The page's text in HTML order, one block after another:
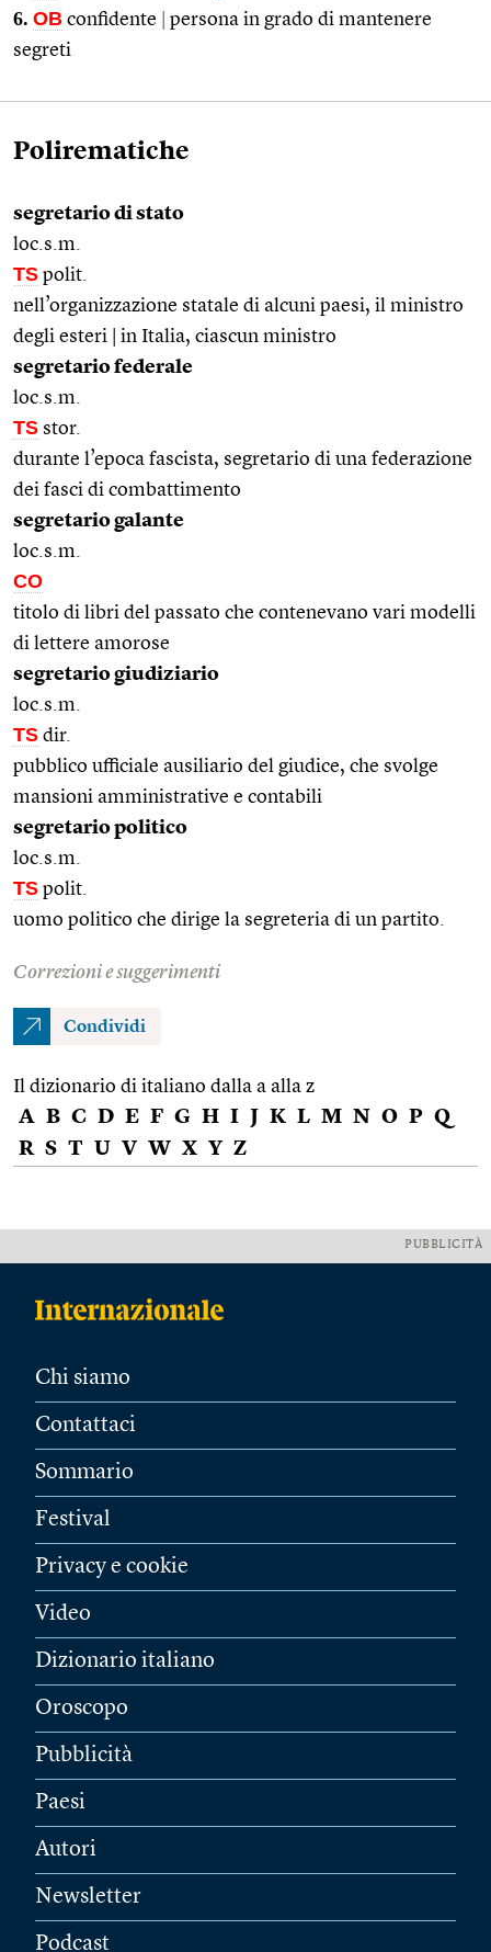
6. OB confidente
persona in grado di mantenere
segreti
Polirematiche
segretario di stato
loc.s.m.
TS polit.
nell’organizzazione statale di alcuni paesi, il ministro
degli esteri | in Italia, ciascun ministro
segretario federale
loc.s.m.
TS stor.
durante l’epoca fascista, segretario di una federazione
dei fasci di combattimento
segretario galante
loc.s.m.
CO
titolo di libri del passato che contenevano vari modelli
di lettere amorose
segretario giudiziario
loc.s.m.
TS dir.
pubblico ufficiale ausiliario del giudice, che svolge
mansioni amministrative e contabili
segretario politico
loc.s.m.
TS polit.
uomo politico che dirige la segreteria di un partito.
Correzioni e suggerimenti
Condividi
Il dizionario di italiano dalla a alla z
A B C D E F G H I J K L M N O P Q
R S T U V W X Y Z
PUBBLICITÀ
Chi siamo
Contattaci
Sommario
Festival
Privacy e cookie
Video
Dizionario italiano
Oroscopo
Pubblicità
Paesi
Autori
Newsletter
Podcast